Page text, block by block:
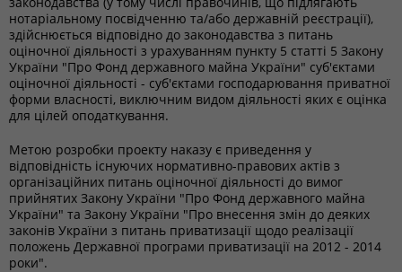
нотаріальному посвідченню та/або державній реєстрації),
здійснюється відповідно до законодавства з питань
оціночної діяльності з урахуванням пункту 5 статті 5 Закону
України "Про Фонд державного майна України" суб'єктами
оціночної діяльності - суб'єктами господарювання приватної
форми власності, виключним видом діяльності яких є оцінка
для цілей оподаткування.
Метою розробки проекту наказу є приведення у
відповідність існуючих нормативно-правових актів з
організаційних питань оціночної діяльності до вимог
прийнятих Закону України "Про Фонд державного майна
України" та Закону України "Про внесення змін до деяких
законів України з питань приватизації щодо реалізації
положень Державної програми приватизації на 2012 - 2014
роки".